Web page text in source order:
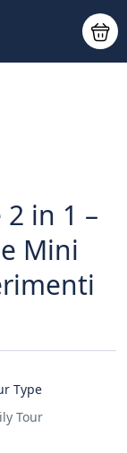
2 in 1 –
Mini
Type
Tour